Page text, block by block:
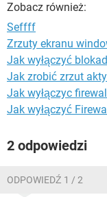
Zobacz również:
Seffff
Zrzuty ekranu
Jak wyłączyć
Jak zrobić zrzut
Jak wyłączyc
Jak wyłączyć
2 odpowiedzi
ODPOWIEDŹ 1 / 2